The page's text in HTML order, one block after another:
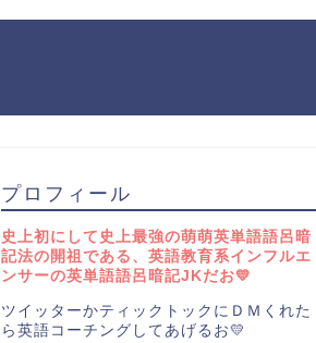
プロフィール
史上初にして史上最強の萌萌英単語語呂暗
記法の開祖である、英語教育系インフルエ
ンサーの英単語語呂暗記JKだお💛
ツイッターかティックトックにＤＭくれた
ら英語コーチングしてあげるお💛